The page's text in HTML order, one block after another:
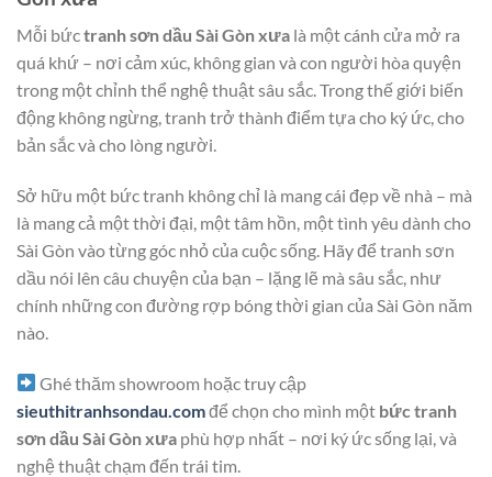
Mỗi bứctranh sơn dầu Sài Gòn xưa là một cánh cửa mở ra
quá khứ – nơi cảm xúc, không gian và con người hòa quyện
trong một chỉnh thể nghệ thuật sâu sắc. Trong thế giới biến
động không ngừng, tranh trở thành điểm tựa cho ký ức, cho
bản sắc và cho lòng người.
Sở hữu một bức tranh không chỉ là mang cái đẹp về nhà – mà
là mang cả một thời đại, một tâm hồn, một tình yêu dành cho
Sài Gòn vào từng góc nhỏ của cuộc sống. Hãy để tranh sơn
dầu nói lên câu chuyện của bạn – lặng lẽ mà sâu sắc, như
chính những con đường rợp bóng thời gian của Sài Gòn năm
nào.
Ghé thăm showroom hoặc truy cập
sieuthitranhsondau.comđể chọn cho mình một bức tranh
sơn dầu Sài Gòn xưa phù hợp nhất – nơi ký ức sống lại, và
nghệ thuật chạm đến trái tim.